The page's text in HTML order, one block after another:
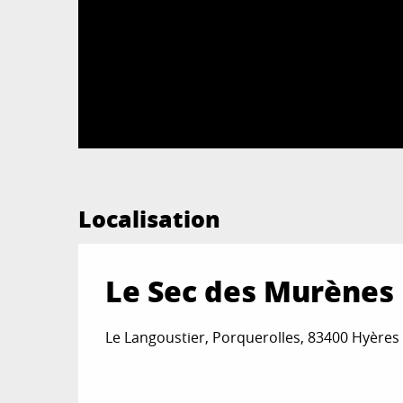
Localisation
Le Sec des Murènes
Le Langoustier, Porquerolles, 83400 Hyères